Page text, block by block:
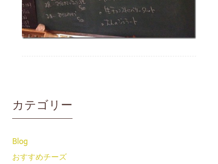
カテゴリー
Blog
おすすめチーズ